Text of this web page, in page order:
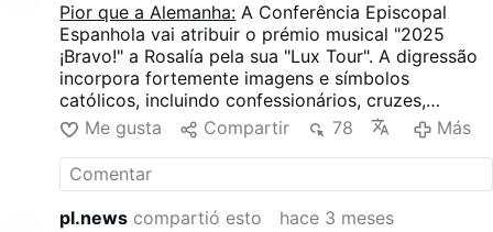
Pior que a Alemanha: A Conferência Episcopal
Espanhola vai atribuir o prémio musical "2025
¡Bravo!" a Rosalía pela sua "Lux Tour". A digressão
incorpora fortemente imagens e símbolos
católicos, incluindo confessionários, cruzes,
referências marianas, procissões e uma versão em
palco do enorme incensório de Santiago de
Compostela. Estes elementos são combinados com
a estética dos clubes noturnos, a provocação
sexual e as reinterpretações de temas religiosos.
Me gusta Compartir 78 Más
pl.news compartió esto
hace 3 meses